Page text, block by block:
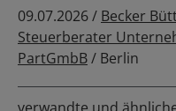
09.07.2026 / Becker
Steuerberater
PartGmbB/ Berlin